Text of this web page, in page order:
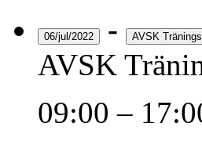
06/jul/2022 - AVSK
AVSK
09:00–